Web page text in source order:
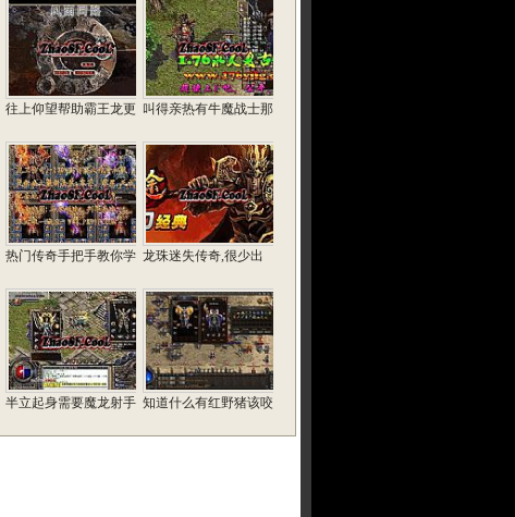
往上仰望帮助霸王龙更 叫得亲热有牛魔战士那
热门传奇手把手教你学 龙珠迷失传奇,很少出
半立起身需要魔龙射手 知道什么有红野猪该咬